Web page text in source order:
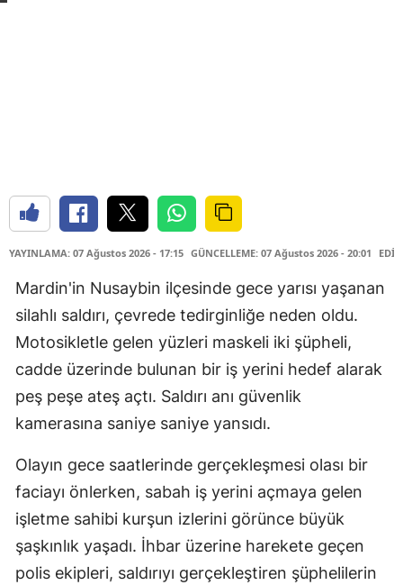
YAYINLAMA: 07 Ağustos 2026 - 17:15 GÜNCELLEME: 07 Ağustos 2026 - 20:01
Mardin'in Nusaybin ilçesinde gece yarısı yaşanan
silahlı saldırı, çevrede tedirginliğe neden oldu.
Motosikletle gelen yüzleri maskeli iki şüpheli,
cadde üzerinde bulunan bir iş yerini hedef alarak
peş peşe ateş açtı. Saldırı anı güvenlik
kamerasına saniye saniye yansıdı.
Olayın gece saatlerinde gerçekleşmesi olası bir
faciayı önlerken, sabah iş yerini açmaya gelen
işletme sahibi kurşun izlerini görünce büyük
şaşkınlık yaşadı. İhbar üzerine harekete geçen
polis ekipleri, saldırıyı gerçekleştiren şüphelilerin